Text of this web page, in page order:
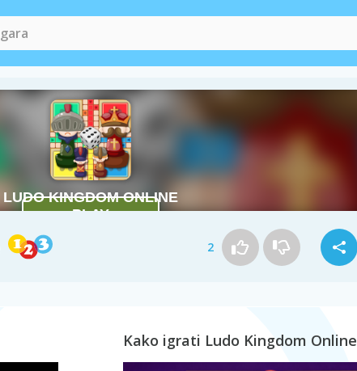
2
Kako igrati Ludo Kingdom Online